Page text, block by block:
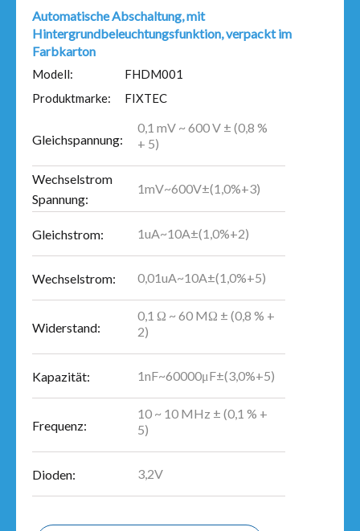
Automatische Abschaltung, mit
Hintergrundbeleuchtungsfunktion, verpackt im
Farbkarton
Modell:
FHDM001
Produktmarke:
FIXTEC
Gleichspannung:
0,1 mV ~ 600 V ± (0,8 %
+ 5)
Wechselstrom
Spannung:
1mV~600V±(1,0%+3)
Gleichstrom: 1uA~10A±(1,0%+2)
Wechselstrom: 0,01uA~10A±(1,0%+5)
Widerstand:
0,1 Ω ~ 60 MΩ ± (0,8 % +
2)
Kapazität: 1nF~60000μF±(3,0%+5)
Frequenz:
10 ~ 10 MHz ± (0,1 % +
5)
Dioden: 3,2V